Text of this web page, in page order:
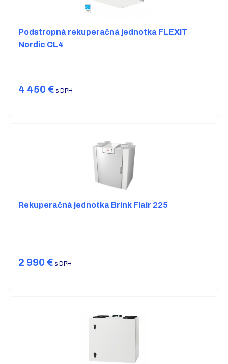
Podstropná rekuperačná jednotka FLEXIT
Nordic CL4
4 450 € s DPH
Rekuperačná jednotka Brink Flair 225
2 990 € s DPH